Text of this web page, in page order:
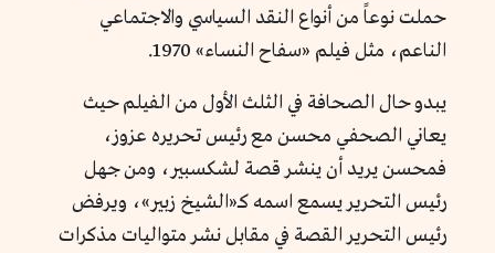
حملت نوعاً من أنواع النقد السياسي والاجتماعي
الناعم، مثل فيلم «سفاح النساء» 1970.
يبدو حال الصحافة في الثلث الأول من الفيلم حيث
يعاني الصحفي محسن مع رئيس تحريره عزوز،
فمحسن يريد أن ينشر قصة لشكسبير، ومن جهل
رئيس التحرير يسمع اسمه كـ«الشيخ زبير»، ويرفض
رئيس التحرير القصة في مقابل نشر متواليات مذكرات